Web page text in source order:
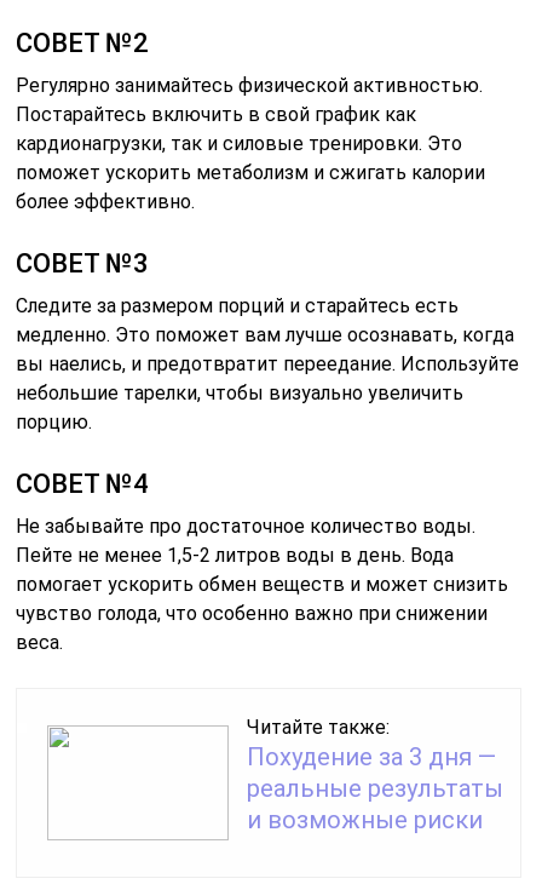
СОВЕТ №2
Регулярно занимайтесь физической активностью.
Постарайтесь включить в свой график как
кардионагрузки, так и силовые тренировки. Это
поможет ускорить метаболизм и сжигать калории
более эффективно.
СОВЕТ №3
Следите за размером порций и старайтесь есть
медленно. Это поможет вам лучше осознавать, когда
вы наелись, и предотвратит переедание. Используйте
небольшие тарелки, чтобы визуально увеличить
порцию.
СОВЕТ №4
Не забывайте про достаточное количество воды.
Пейте не менее 1,5-2 литров воды в день. Вода
помогает ускорить обмен веществ и может снизить
чувство голода, что особенно важно при снижении
веса.
Читайте также:
Похудение за 3 дня —
реальные результаты
и возможные риски